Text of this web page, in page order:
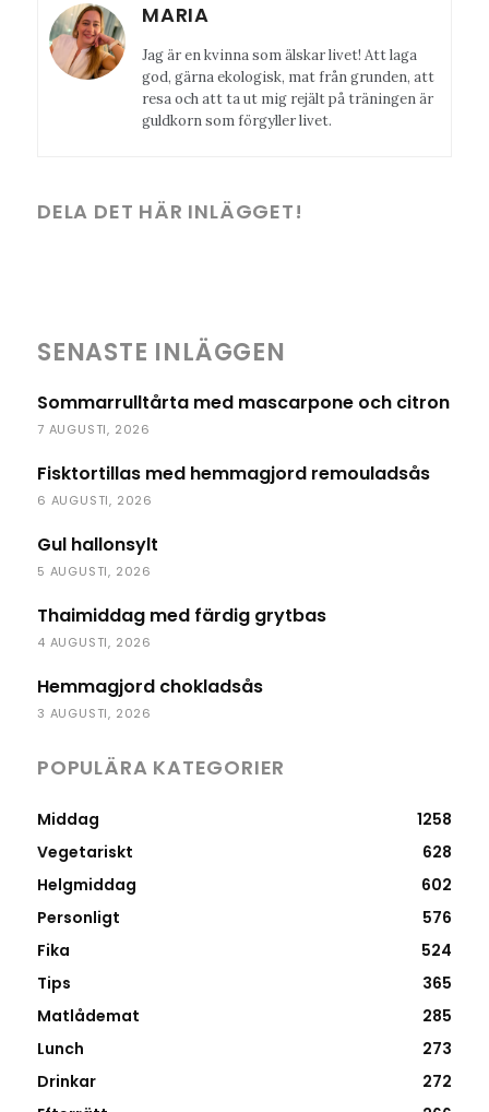
MARIA
Jag är en kvinna som älskar livet! Att laga
god, gärna ekologisk, mat från grunden, att
resa och att ta ut mig rejält på träningen är
guldkorn som förgyller livet.
DELA DET HÄR INLÄGGET!
SENASTE INLÄGGEN
Sommarrulltårta med mascarpone och citron
7 AUGUSTI, 2026
Fisktortillas med hemmagjord remouladsås
6 AUGUSTI, 2026
Gul hallonsylt
5 AUGUSTI, 2026
Thaimiddag med färdig grytbas
4 AUGUSTI, 2026
Hemmagjord chokladsås
3 AUGUSTI, 2026
POPULÄRA KATEGORIER
Middag
1258
Vegetariskt
628
Helgmiddag
602
Personligt
576
Fika
524
Tips
365
Matlådemat
285
Lunch
273
Drinkar
272